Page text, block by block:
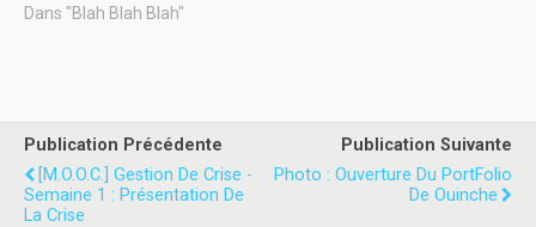
Dans "Blah Blah Blah"
Publication Précédente
[M.O.O.C.] Gestion De Crise -
Semaine 1 : Présentation De
La Crise
Publication Suivante
Photo : Ouverture Du PortFolio
De Ouinche